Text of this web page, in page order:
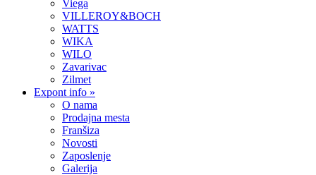
Viega
VILLEROY&BOCH
WATTS
WIKA
WILO
Zavarivac
Zilmet
Expont info »
O nama
Prodajna mesta
Franšiza
Novosti
Zaposlenje
Galerija